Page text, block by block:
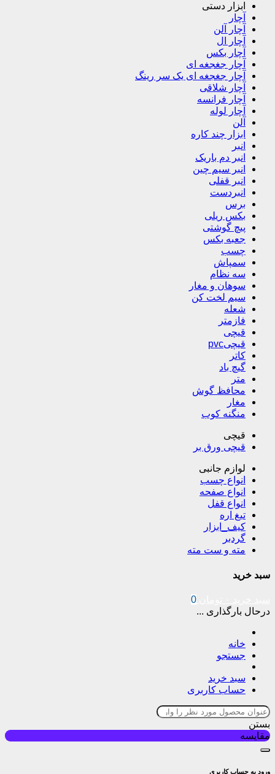
ابزار دستی
آچار
آچار آلن
آچار ال
آچار بکس
آچار جغجغه ای
آچار جغجغه ای یک سر رینگ
آچار شلاقی
آچار فرانسه
آچار لوله
آلن
ابزار چند کاره
انبر
انبر دم باریک
انبر سیم چین
انبر قفلی
انبردست
برس
بکس ریلی
پیچ گوشتی
جعبه بکس
چسب
سمپاش
سه نظام
سوهان و مغار
سیم لخت کن
شعله
فازمتر
قیچی
قیچیpvc
کاتر
گیچ باد
متر
محافظ گوش
مغار
منگنه کوب
قیچی
قیچی ورق بر
لوازم جانبی
انواع چسب
انواع صفحه
انواع قفل
تیغ اره
کیف_ابزار
گردبر
مته و ست مته
سبد خرید
0
درحال بارگذاری ...
خانه
جستجو
سبد خرید
حساب کاربری
بستن
مقایسه
ورود به حساب کاربری